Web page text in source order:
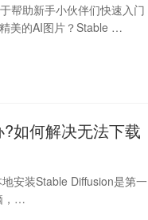
帮助新手小伙伴们快速入门
美的AI图片？Stable …
如何解决无法下载
安装Stable Diffusion是第一
，…